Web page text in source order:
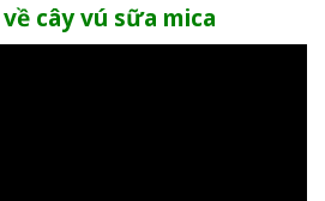
cây vú sữa mica